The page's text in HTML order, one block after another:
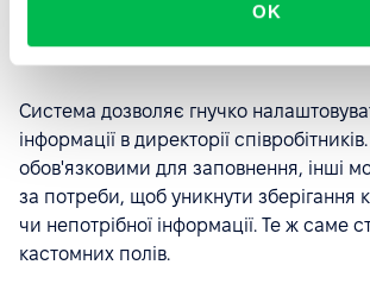
OK
Контроль над полями
Система дозволяє гнучко
інформації в директорії
обов'язковими для заповнення, інші
за потреби, щоб уникнути зберігання
чи непотрібної інформації. Те ж саме
кастомних полів.